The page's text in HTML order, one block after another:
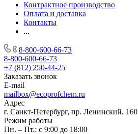
Контрактное производство
Оплата и доставка
Контакты
...
8-800-600-66-73
8-800-600-66-73
+7 (812) 250-44-25
Заказать звонок
E-mail
mailbox@ecoprofchem.ru
Адрес
г. Санкт-Петербург, пр. Ленинский, 160
Режим работы
Пн. – Пт.: с 9:00 до 18:00